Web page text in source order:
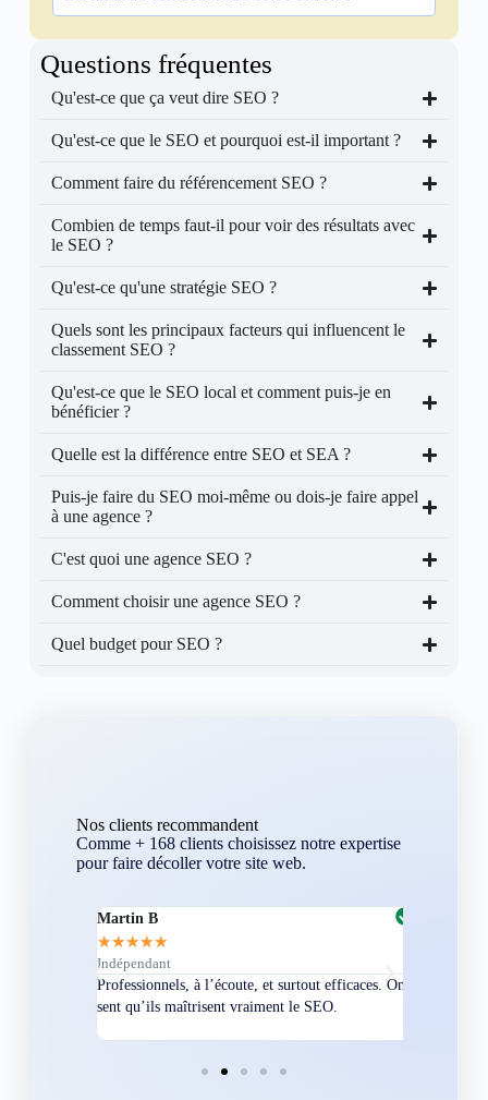
Questions fréquentes
Qu'est-ce que ça veut dire SEO ?
Qu'est-ce que le SEO et pourquoi est-il important ?
Comment faire du référencement SEO ?
Combien de temps faut-il pour voir des résultats avec
le SEO ?
Qu'est-ce qu'une stratégie SEO ?
Quels sont les principaux facteurs qui influencent le
classement SEO ?
Qu'est-ce que le SEO local et comment puis-je en
bénéficier ?
Quelle est la différence entre SEO et SEA ?
Puis-je faire du SEO moi-même ou dois-je faire appel
à une agence ?
C'est quoi une agence SEO ?
Comment choisir une agence SEO ?
Quel budget pour SEO ?
Nos clients recommandent
Comme + 168 clients choisissez notre expertise
pour faire décoller votre site web.
Martin B
★★★★★
Indépendant
Professionnels, à l’écoute, et surtout efficaces. On
sent qu’ils maîtrisent vraiment le SEO.